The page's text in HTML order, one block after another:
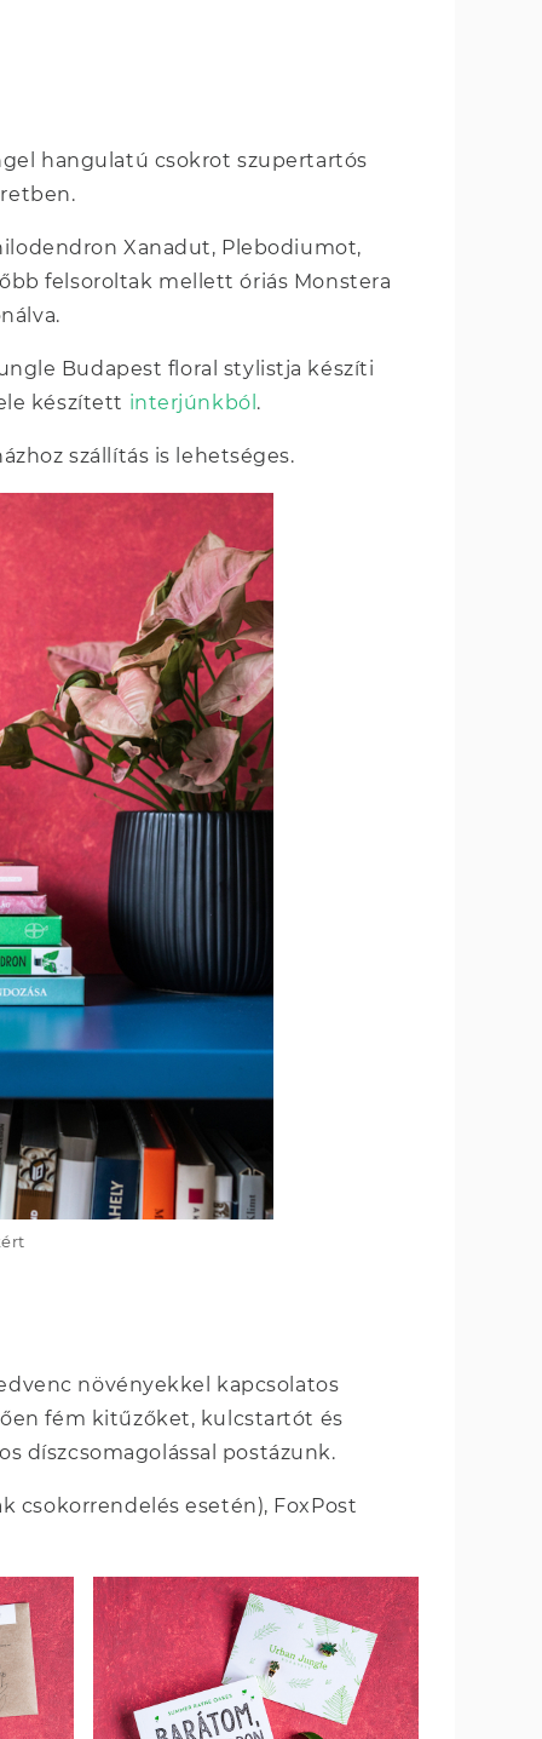
hangulatú csokrot szupertartós
Xanadut, Plebodiumot,
felsoroltak mellett óriás Monstera
Budapest floral stylistja készíti
készített interjúnkból .
szállítás is lehetséges.
növényekkel kapcsolatos
fém kitűzőket, kulcstartót és
díszcsomagolással postázunk.
csokorrendelés esetén), FoxPost